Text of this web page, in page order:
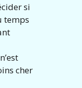
si
temps
cher